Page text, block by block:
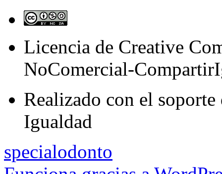
Licencia de Creative
NoComercial-
Realizado con el
Igualdad
specialodonto